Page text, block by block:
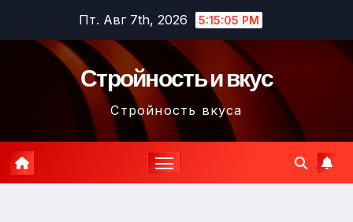
содержимому
Пт. Авг 7th, 2026 5:15:06 PM
Стройность и вкус
Стройность вкуса